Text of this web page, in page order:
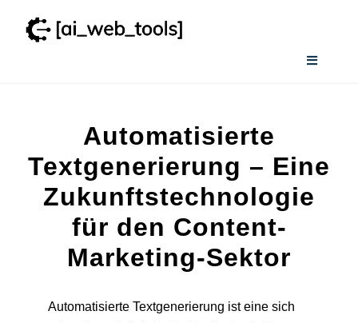
Inhalt
Toggle
Wissenswertes
Smart AI Tool Selector
Verzeichnis
Automatisierte
Textgenerierung – Eine
Zukunftstechnologie
für den Content-
Marketing-Sektor
Automatisierte Textgenerierung ist eine sich